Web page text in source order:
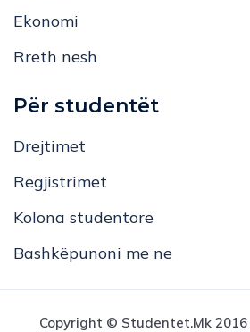
Ekonomi
Rreth nesh
Për studentët
Drejtimet
Regjistrimet
Kolona studentore
Bashkëpunoni me ne
Copyright © Studentet.mk 2016